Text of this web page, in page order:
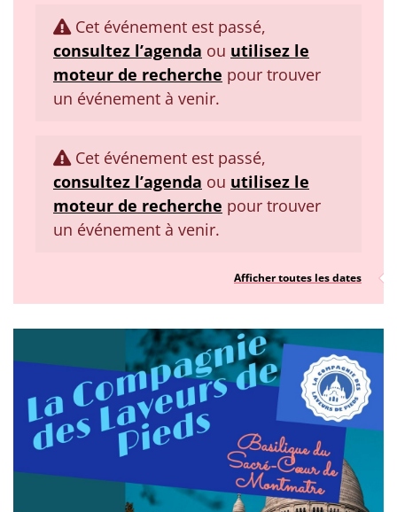
Cet événement est passé,
consultez l’agenda ou utilisez le
moteur de recherche pour trouver
un événement à venir.
Cet événement est passé,
consultez l’agenda ou utilisez le
moteur de recherche pour trouver
un événement à venir.
Afficher toutes les dates